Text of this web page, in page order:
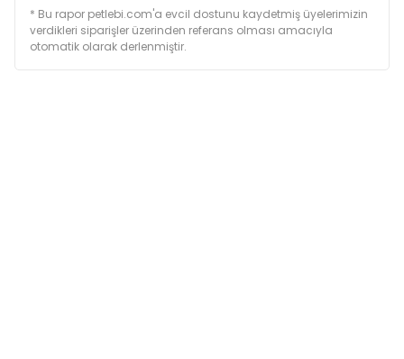
* Bu rapor petlebi.com'a evcil dostunu kaydetmiş üyelerimizin
verdikleri siparişler üzerinden referans olması amacıyla
otomatik olarak derlenmiştir.